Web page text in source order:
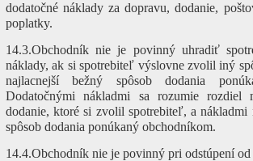
dodatočné náklady za dopravu, dodanie,
poplatky.
14.3.Obchodník nie je povinný uhradiť
náklady, ak si spotrebiteľ výslovne zvolil iný
najlacnejší bežný spôsob dodania
Dodatočnými nákladmi sa rozumie rozdiel
dodanie, ktoré si zvolil spotrebiteľ, a nákladmi
spôsob dodania ponúkaný obchodníkom.
14.4.Obchodník nie je povinný pri odstúpení